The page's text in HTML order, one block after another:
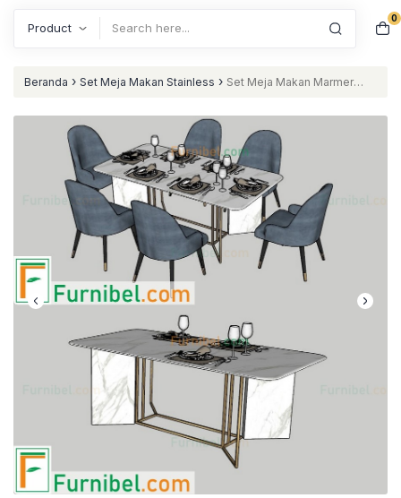
0
Beranda › Set Meja Makan Stainless › Set Meja Makan Marmer